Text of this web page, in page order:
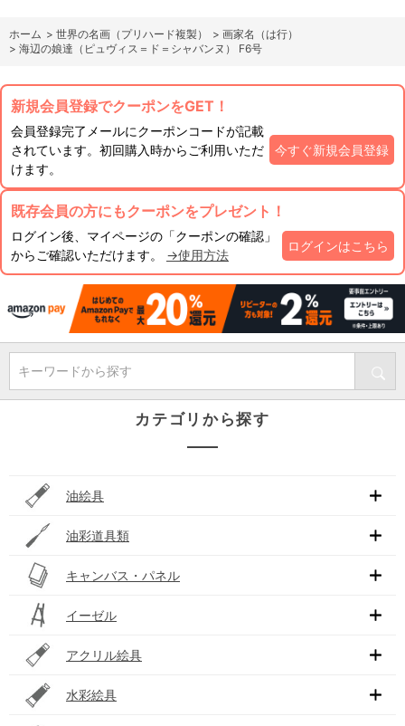
ホーム > 世界の名画（プリハード複製） > 画家名（は行）
> 海辺の娘達（ピュヴィス＝ド＝シャバンヌ） F6号
新規会員登録でクーポンをGET！
会員登録完了メールにクーポンコードが記載
されています。初回購入時からご利用いただ
けます。
今すぐ新規会員登録
既存会員の方にもクーポンをプレゼント！
ログイン後、マイページの「クーポンの確認」
からご確認いただけます。 →使用方法
ログインはこちら
キーワードから探す
カテゴリから探す
油絵具
油彩道具類
キャンバス・パネル
イーゼル
アクリル絵具
水彩絵具